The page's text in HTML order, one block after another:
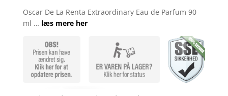
ud af 5
baseret
mmelser
Oscar De La Renta Extraordinary Eau de Parfum 90
ml … læs mere her